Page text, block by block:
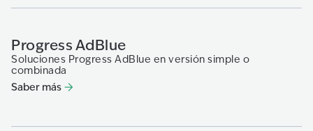
Progress AdBlue
Soluciones Progress AdBlue en versión simple o
combinada
Saber más